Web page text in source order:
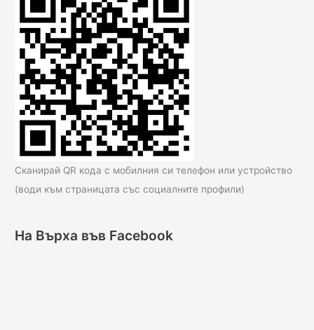
Сканирай QR кода с мобилния си телефон или устройство
(води към страницата със социалните профили)
На Върха във Facebook